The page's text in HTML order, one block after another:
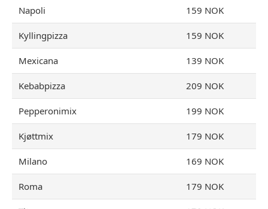
Napoli 159 NOK
Kyllingpizza 159 NOK
Mexicana 139 NOK
Kebabpizza 209 NOK
Pepperonimix 199 NOK
Kjøttmix 179 NOK
Milano 169 NOK
Roma 179 NOK